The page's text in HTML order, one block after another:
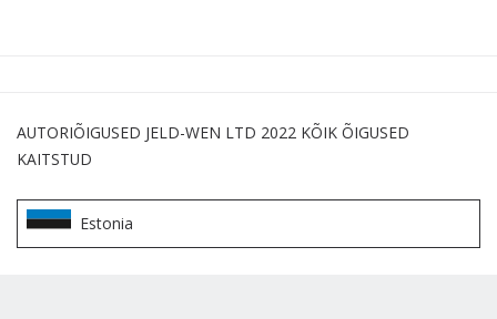
AUTORIÕIGUSED JELD-WEN LTD 2022 KÕIK ÕIGUSED
KAITSTUD
Estonia